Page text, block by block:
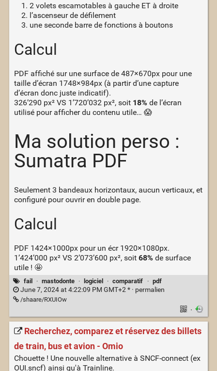
2 volets escamotables à gauche ET à droite
l’ascenseur de défilement
une seconde barre de fonctions à boutons
Calcul
PDF affiché sur une surface de 487×670px pour une
taille d’écran 1748×984px (à partir d’une capture
d’écran donc juste indicatif).
326’290 px² VS 1’720’032 px², soit 18%de l’écran
utilisé pour afficher du contenu utile… 😱
Ma solution perso :
Sumatra PDF
Seulement 3 bandeaux horizontaux, aucun verticaux, et
configuré pour ouvrir en double page.
Calcul
PDF 1424×1000px pour un écr 1920×1080px.
1’424’000 px² VS 2’073’600 px², soit 68%de surface
utile ! 🤩
fail · mastodonte · logiciel · comparatif · pdf
June 7, 2024 at 4:22:09 PM GMT+2 * · permalien
/shaare/RXUIOw
·
Recherchez, comparez et réservez des billets
de train, bus et avion - Omio
Chouette ! Une nouvelle alternative à SNCF-connect (ex
OUI.sncf) ainsi qu'à Trainline.